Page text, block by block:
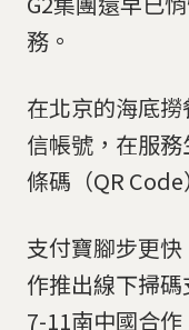
務。
在北京的海底
信帳號，在服
條碼（QR
支付寶腳步更
作推出線下掃
7-11南中國合